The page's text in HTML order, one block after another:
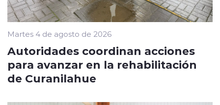
Martes 4 de agosto de 2026
Autoridades coordinan acciones
para avanzar en la rehabilitación
de Curanilahue